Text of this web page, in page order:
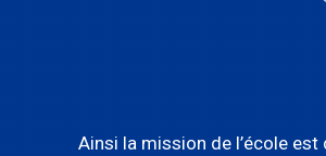
Ainsi la mission de l’école est